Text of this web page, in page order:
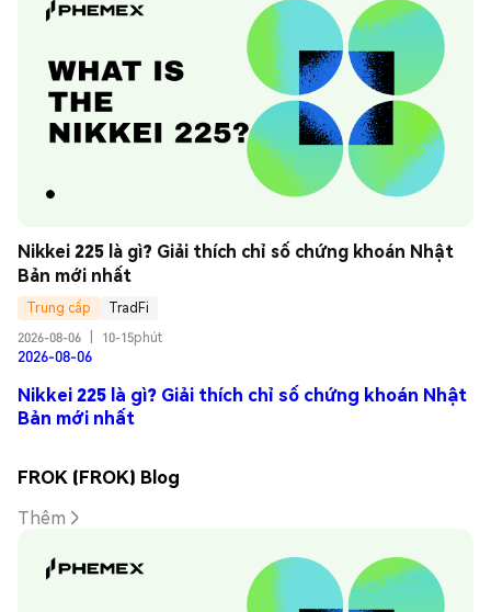
Nikkei 225 là gì? Giải thích chỉ số chứng khoán Nhật
Bản mới nhất
Trung cấp
TradFi
2026-08-06
10-15phút
2026-08-06
Nikkei 225 là gì? Giải thích chỉ số chứng khoán Nhật
Bản mới nhất
FROK (FROK) Blog
Thêm